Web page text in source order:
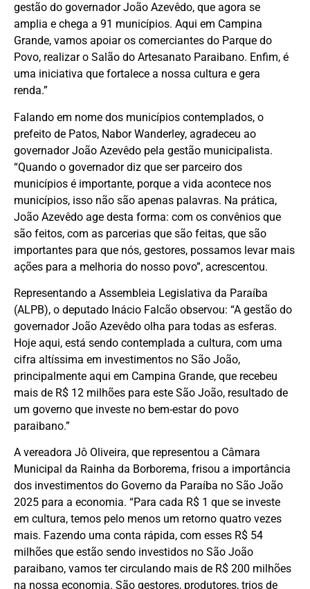
gestão do governador João Azevêdo, que agora se
amplia e chega a 91 municípios. Aqui em Campina
Grande, vamos apoiar os comerciantes do Parque do
Povo, realizar o Salão do Artesanato Paraibano. Enfim, é
uma iniciativa que fortalece a nossa cultura e gera
renda.”
Falando em nome dos municípios contemplados, o
prefeito de Patos, Nabor Wanderley, agradeceu ao
governador João Azevêdo pela gestão municipalista.
“Quando o governador diz que ser parceiro dos
municípios é importante, porque a vida acontece nos
municípios, isso não são apenas palavras. Na prática,
João Azevêdo age desta forma: com os convênios que
são feitos, com as parcerias que são feitas, que são
importantes para que nós, gestores, possamos levar mais
ações para a melhoria do nosso povo”, acrescentou.
Representando a Assembleia Legislativa da Paraíba
(ALPB), o deputado Inácio Falcão observou: “A gestão do
governador João Azevêdo olha para todas as esferas.
Hoje aqui, está sendo contemplada a cultura, com uma
cifra altíssima em investimentos no São João,
principalmente aqui em Campina Grande, que recebeu
mais de R$ 12 milhões para este São João, resultado de
um governo que investe no bem-estar do povo
paraibano.”
A vereadora Jô Oliveira, que representou a Câmara
Municipal da Rainha da Borborema, frisou a importância
dos investimentos do Governo da Paraíba no São João
2025 para a economia. “Para cada R$ 1 que se investe
em cultura, temos pelo menos um retorno quatro vezes
mais. Fazendo uma conta rápida, com esses R$ 54
milhões que estão sendo investidos no São João
paraibano, vamos ter circulando mais de R$ 200 milhões
na nossa economia. São gestores, produtores, trios de